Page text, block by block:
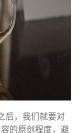
后，我们就要对
的原创程度，避